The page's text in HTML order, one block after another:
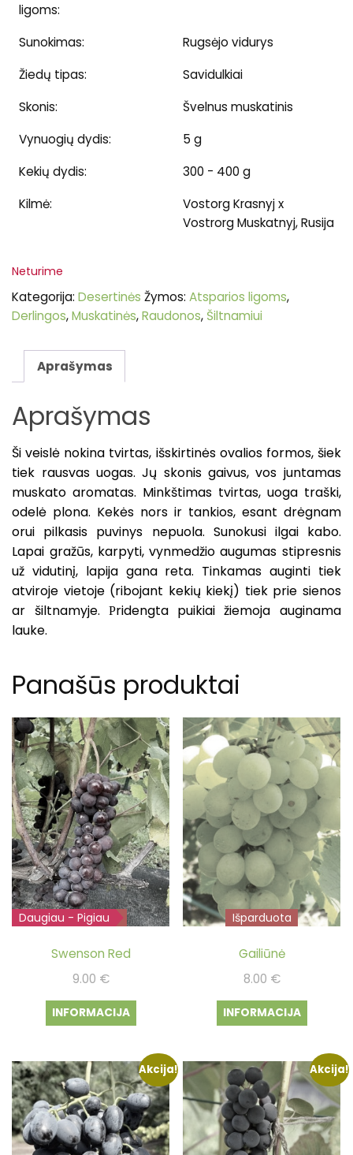
ligoms:
Sunokimas:
Rugsėjo vidurys
Žiedų tipas:
Savidulkiai
Skonis:
Švelnus muskatinis
Vynuogių dydis:
5 g
Kekių dydis:
300 - 400 g
Kilmė:
Vostorg Krasnyj x
Vostrorg Muskatnyj, Rusija
Neturime
Kategorija:Desertinės Žymos:Atsparios ligoms,
Derlingos,Muskatinės,Raudonos, Šiltnamiui
Aprašymas
Aprašymas
Ši veislė nokina tvirtas, išskirtinės ovalios formos, šiek
tiek rausvas uogas. Jų skonis gaivus, vos juntamas
muskato aromatas. Minkštimas tvirtas, uoga traški,
odelė plona. Kekės nors ir tankios, esant drėgnam
orui pilkasis puvinys nepuola. Sunokusi ilgai kabo.
Lapai gražūs, karpyti, vynmedžio augumas stipresnis
už vidutinį, lapija gana reta. Tinkamas auginti tiek
atviroje vietoje (ribojant kekių kiekį) tiek prie sienos
ar šiltnamyje.
Pridengta puikiai žiemoja auginama
lauke.
Panašūs produktai
Išparduota
Daugiau - Pigiau
Swenson Red
9.00 €
INFORMACIJA
Išparduota
Gailiūnė
8.00 €
INFORMACIJA
Akcija! Akcija!